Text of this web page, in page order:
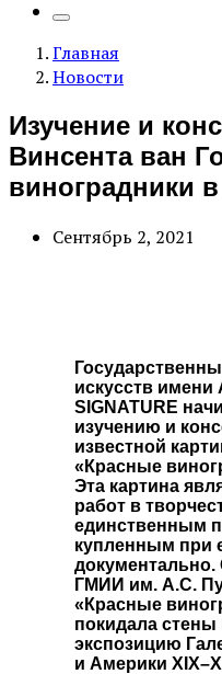
Главная
Новости
Изучение и
Винсента ван
виноградники
Сентябрь 2, 2021
искусств
SIGNATURE
изучению и
известной
«Красные
Эта картина
работ в
единственным
купленным при
ГМИИ им. А.С.
«Красные
покидала стены
экспозицию
и Америки